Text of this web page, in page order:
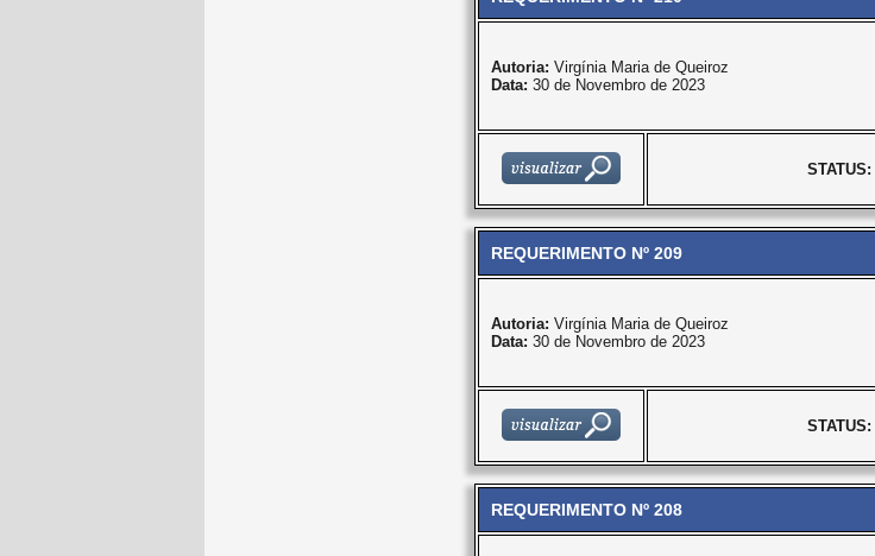
Autoria: Virgínia Maria de Queiroz
Data: 30 de Novembro de 2023
STATUS:
REQUERIMENTO Nº 209
Autoria: Virgínia Maria de Queiroz
Data: 30 de Novembro de 2023
STATUS:
REQUERIMENTO Nº 208